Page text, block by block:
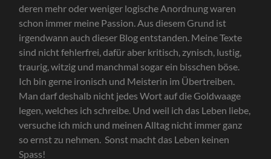
deren mehr oder weniger logische Anordnung waren
schon immer meine Passion. Aus diesem Grund ist
irgendwann auch dieser Blog entstanden. Meine Texte
sind nicht fehlerfrei, dafür aber kritisch, zynisch, lustig,
traurig, witzig und manchmal sogar ein bisschen böse.
Ich bin gerne ironisch und Meisterin im Übertreiben.
Man darf deshalb nicht jedes Wort auf die Goldwaage
legen, welches ich schreibe. Und weil ich das Leben liebe,
versuche ich mich und meinen Alltag nicht immer ganz
so ernst zu nehmen. Sonst macht das Leben keinen
Spass!